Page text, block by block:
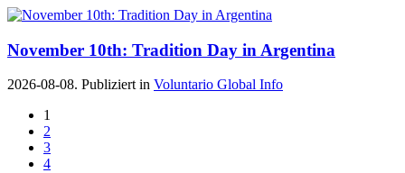
November 10th: Tradition Day in Argentina
2026-08-08. Publiziert in Voluntario Global Info
1
2
3
4